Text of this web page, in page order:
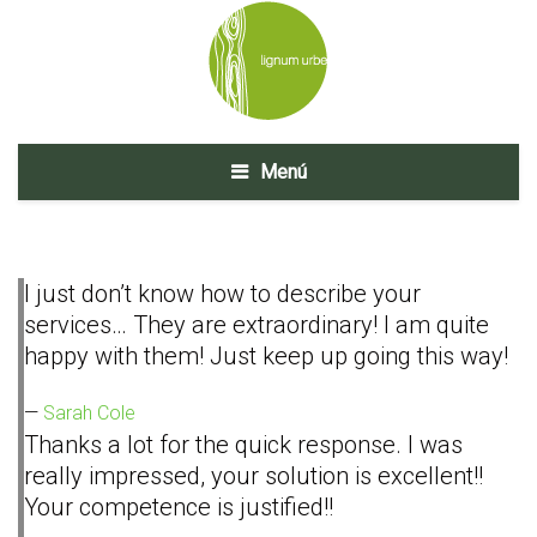
Menú
I just don’t know how to describe your
services… They are extraordinary! I am quite
happy with them! Just keep up going this way!
Sarah Cole
Thanks a lot for the quick response. I was
really impressed, your solution is excellent!!
Your competence is justified!!